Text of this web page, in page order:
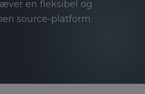
en fleksibel og
source-platform.